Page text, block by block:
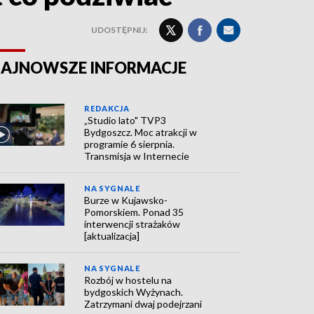
UDOSTĘPNIJ:
INFORMACJE
REDAKCJA
„Studio lato" TVP3
Bydgoszcz. Moc atrakcji w
programie 6 sierpnia.
Transmisja w Internecie
NA SYGNALE
Burze w Kujawsko-
Pomorskiem. Ponad 35
interwencji strażaków
[aktualizacja]
NA SYGNALE
Rozbój w hostelu na
bydgoskich Wyżynach.
Zatrzymani dwaj podejrzani